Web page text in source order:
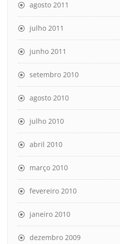
agosto 2011
julho 2011
junho 2011
setembro 2010
agosto 2010
julho 2010
abril 2010
março 2010
fevereiro 2010
janeiro 2010
dezembro 2009